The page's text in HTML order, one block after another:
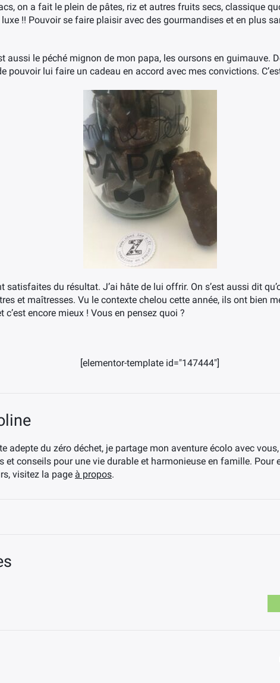
on a fait le plein de pâtes, riz et autres fruits secs, classique
!! Pouvoir se faire plaisir avec des gourmandises et en plus
aussi le péché mignon de mon papa, les oursons en guimauve.
pouvoir lui faire un cadeau en accord avec mes convictions.
du résultat. J’ai hâte de lui offrir. On s’est aussi dit
et maîtresses. Vu le contexte chelou cette année, ils ont bien
c’est encore mieux ! Vous en pensez quoi ?
[elementor-template id="147444"]
adepte du zéro déchet, je partage mon aventure écolo avec
et conseils pour une vie durable et harmonieuse en famille. Pour
visitez la page à propos.